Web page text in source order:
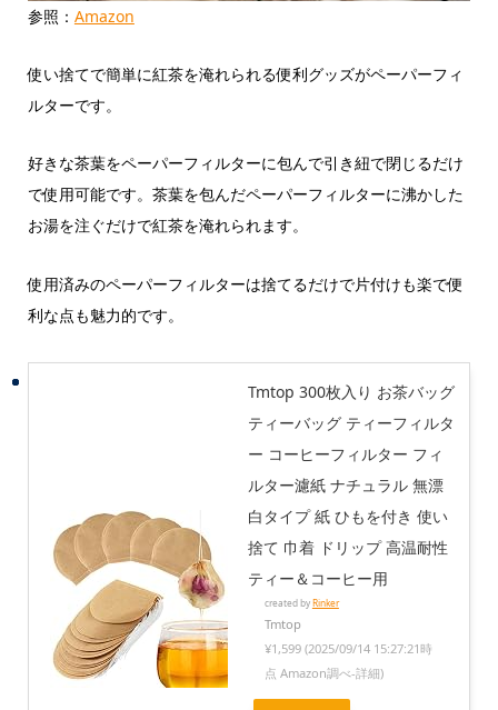
参照： Amazon
使い捨てで簡単に紅茶を淹れられる便利グッズがペーパーフィ
ルターです。
好きな茶葉をペーパーフィルターに包んで引き紐で閉じるだけ
で使用可能です。茶葉を包んだペーパーフィルターに沸かした
お湯を注ぐだけで紅茶を淹れられます。
使用済みのペーパーフィルターは捨てるだけで片付けも楽で便
利な点も魅力的です。
Tmtop 300枚入り お茶バッグ
ティーバッグ ティーフィルタ
ー コーヒーフィルター フィ
ルター濾紙 ナチュラル 無漂
白タイプ 紙 ひもを付き 使い
捨て 巾着 ドリップ 高温耐性
ティー＆コーヒー用
created byRinker
Tmtop
¥1,599 (2025/09/14 15:27:21時
点 Amazon調べ-詳細)